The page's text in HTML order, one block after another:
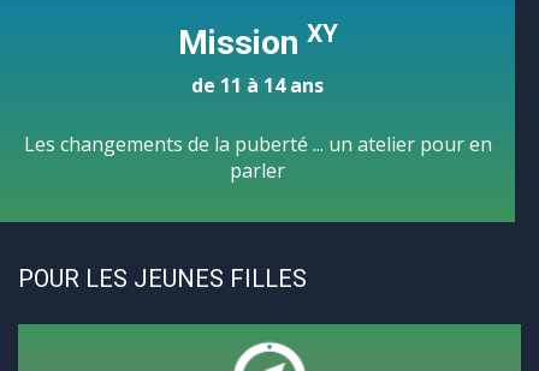
Mission XY
de 11 à 14 ans
Les changements de la puberté ... un atelier pour en
parler
POUR LES JEUNES FILLES